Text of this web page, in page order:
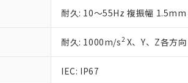
耐久: 10～55Hz 複振幅 1.5mm
耐久: 1000m/s2X、Y、Z各方
IEC: IP67
EU RoHS指令（10
51物質の非含有証
また、RoHS指令
混在することから